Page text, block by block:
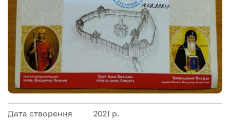
Дата створення 2021 р.